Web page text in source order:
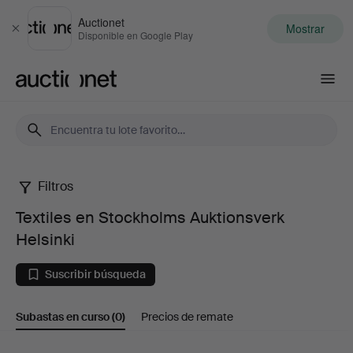
Cerrar
Auctionet
Disponible en Google Play Mostrar
Textiles
en
Stockholms
Auktionsverk
Filtros
Textiles en Stockholms Auktionsverk
Helsinki
Suscribir búsqueda
Subastas en curso(0) Precios de remate